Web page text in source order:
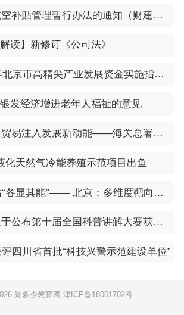
关于修订支线航空补贴管理暂行办法的通知（财建〔2023〕413号）
解读】新修订《公司法》
关于印发2024年北京市高精尖产业发展资金实施指南的通知
发经济增进老年人福祉的意见
【解读】为加工贸易注入发展新动能——海关总署详解推动加工贸易持续高质量发展16条改革措施
化天然气冷能养殖示范项目出鱼
首批30家服务站“各显其能”—— 北京：多维度靶向赋能专精特新企业
科技部办公厅关于公布第十届全国科普讲解大赛获奖名单的通知
四川省首批“科技兴警示范建设单位”
知多少教育网 津ICP备18001702号